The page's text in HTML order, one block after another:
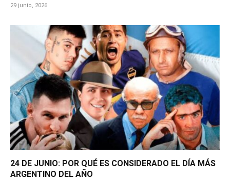
29 junio, 2026
24 DE JUNIO: POR QUÉ ES CONSIDERADO EL DÍA MÁS
ARGENTINO DEL AÑO